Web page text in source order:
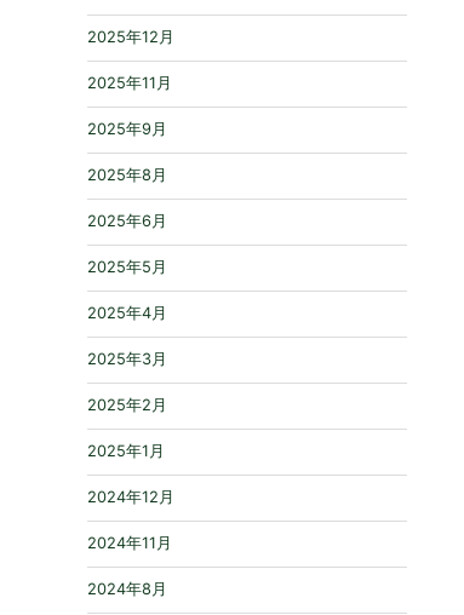
2025年12月
2025年11月
2025年9月
2025年8月
2025年6月
2025年5月
2025年4月
2025年3月
2025年2月
2025年1月
2024年12月
2024年11月
2024年8月